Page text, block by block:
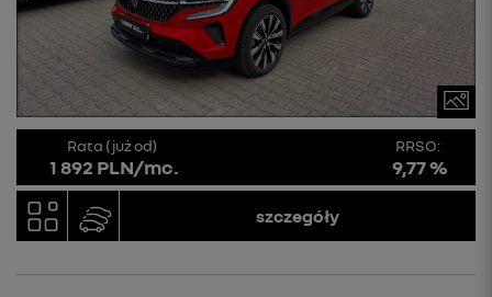
Rata (już od)
1 892 PLN/mc.
RRSO:
9,77 %
szczegóły